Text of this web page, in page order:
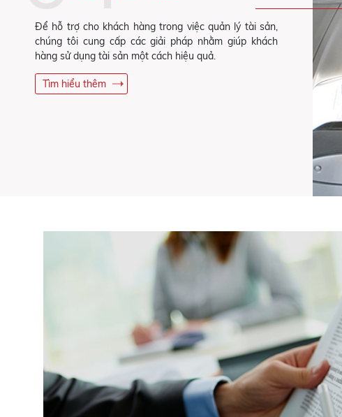
Để hỗ trợ cho khách hàng trong việc quản lý tài sản,
chúng tôi cung cấp các giải pháp nhằm giúp khách
hàng sử dụng tài sản một cách hiệu quả.
Tìm hiểu thêm